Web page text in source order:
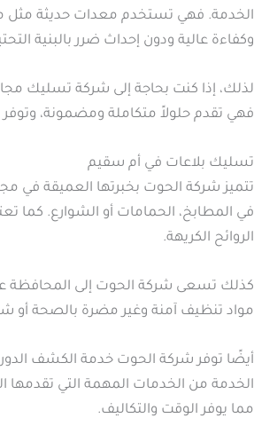
الخدمة. فهي تستخدم معدات حديثة مثل
وكفاءة عالية ودون إحداث ضرر بالبنية
لذلك، إذا كنت بحاجة إلى شركة تسليك
فهي تقدم حلولاً متكاملة ومضمونة،
تسليك بلاعات في أم سقيم
تتميز شركة الحوت بخبرتها العميقة في
في المطابخ، الحمامات أو الشوارع. كما
الروائح الكريهة.
كذلك تسعى شركة الحوت إلى المحافظة
مواد تنظيف آمنة وغير مضرة بالصحة أو
أيضًا توفر شركة الحوت خدمة الكشف
الخدمة من الخدمات المهمة التي
مما يوفر الوقت والتكاليف.